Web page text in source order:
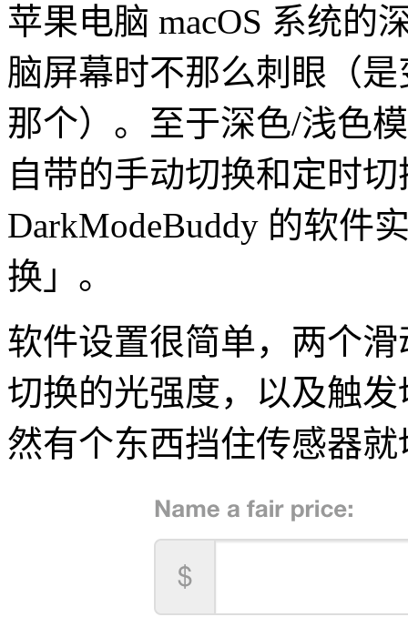
苹果电脑 macOS 系统的
脑屏幕时不那么刺眼（
那个）。至于深色/浅色
自带的手动切换和定时
DarkModeBuddy 的软件
换」。
软件设置很简单，两个
切换的光强度，以及触
然有个东西挡住传感器